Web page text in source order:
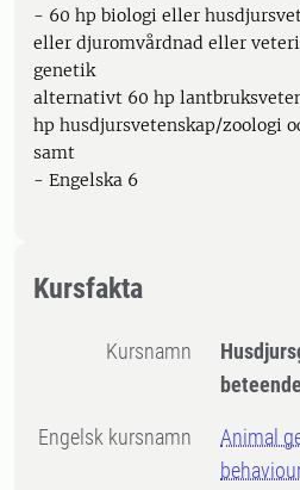
- 60 hp biologi eller
eller djuromvårdnad eller
genetik
alternativt 60 hp
hp husdjursvetenskap/zoologi
samt
- Engelska 6
Kursfakta
Kursnamn
Engelsk kursnamn
Animal